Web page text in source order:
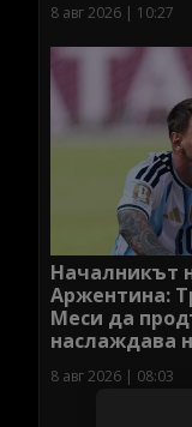
8 авг 2026 | 10:27
Началникът
Аржентина:
Меси да
наслаждава
8 авг 2026 | 08:03